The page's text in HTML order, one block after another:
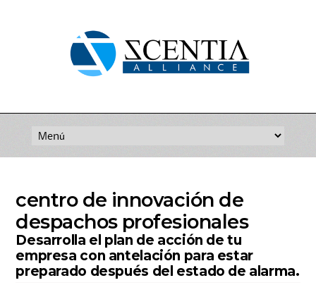
contenido
centro de innovación de
despachos profesionales
Desarrolla el plan de acción de tu
empresa con antelación para estar
preparado después del estado de alarma.